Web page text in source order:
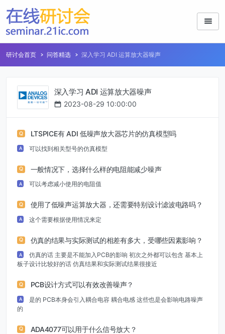
研讨会首页 问答精选 深入学习 ADI 运算放大器噪声
深入学习 ADI 运算放大器噪声
2023-08-29 10:00:00
Q LTSPICE有 ADI 低噪声放大器芯片的仿真模型吗
A 可以找到相关型号的仿真模型
Q 一般情况下，选择什么样的电阻能减少噪声
A 可以考虑减小使用的电阻值
Q 使用了低噪声运算放大器，还需要特别设计滤波电路吗？
A 这个需要根据使用情况来定
Q 仿真的结果与实际测试的相差有多大，受哪些因素影响？
A
仿真的话 主要是不能加入PCB的影响 初次之外都可以包含 基本上
板子设计比较好的话 仿真结果和实际测试结果很接近
Q PCB设计方式可以有效改善噪声？
A
是的 PCB本身会引入耦合电容 耦合电感 这些也是会影响电路噪声
的
Q ADA4077可以用于什么信号放大？